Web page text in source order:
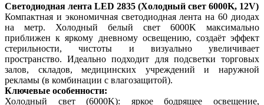
Светодиодная лента LED 2835 (Холодный свет 6000K, 12V)
Компактная и экономичная светодиодная лента на 60 диодах
на метр. Холодный белый свет 6000K максимально
приближен к яркому дневному освещению, создаёт эффект
стерильности, чистоты и визуально увеличивает
пространство. Идеально подходит для подсветки торговых
залов, складов, медицинских учреждений и наружной
рекламы (в комбинации с влагозащитой).
Ключевые особенности:
Холодный свет (6000K): яркое бодрящее освещение,